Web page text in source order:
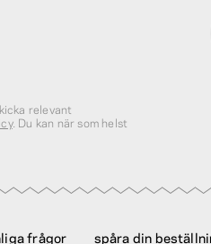
relevant
. Du kan när som helst
frågor spåra din